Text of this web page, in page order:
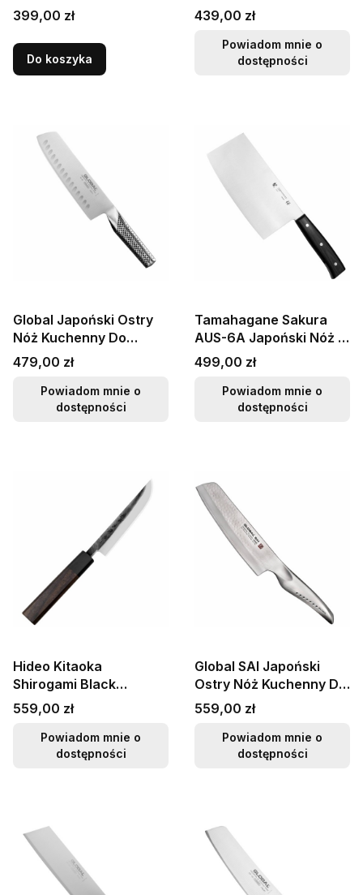
Warzyw Żłobiony 14cm
56 HRC GNM-01
Cena
399,00 zł
Do koszyka
Siekania Nakiri Tasak
18cm 56 HRC G-5
Cena
439,00 zł
Powiadom mnie o
dostępności
Global Japoński Ostry
Nóż Kuchenny Do
Warzyw Żłobiony 56-58
HRC 18cm G-81
Cena
479,00 zł
Powiadom mnie o
dostępności
Tamahagane Sakura
AUS-6A Japoński Nóż w
Stylu Chińskim Do
Siekania 18cm
Cena
499,00 zł
Powiadom mnie o
dostępności
Hideo Kitaoka
Shirogami Black
Oktagon Japoński Nóż
Matsuba 12cm
Cena
559,00 zł
Powiadom mnie o
dostępności
Global SAI Japoński
Ostry Nóż Kuchenny Do
Warzyw 56-58 HRC
15cm SAI-M06
Cena
559,00 zł
Powiadom mnie o
dostępności